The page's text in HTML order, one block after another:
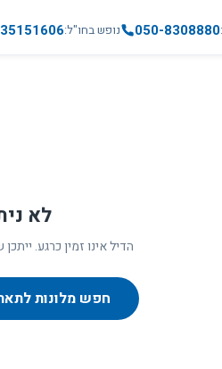
050-8308880 נופש בחו"ל
לא
הדיל אינו זמין כרגע.
חפש מלונות